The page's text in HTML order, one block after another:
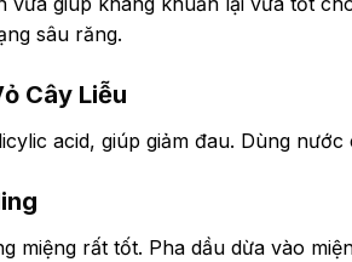
sâu răng.
Cây Liễu
acid, giúp giảm đau. Dùng
miệng rất tốt. Pha dầu dừa vào